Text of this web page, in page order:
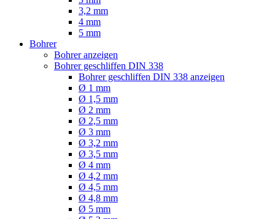
3,2 mm
4 mm
5 mm
Bohrer
Bohrer anzeigen
Bohrer geschliffen DIN 338
Bohrer geschliffen DIN 338 anzeigen
Ø 1 mm
Ø 1,5 mm
Ø 2 mm
Ø 2,5 mm
Ø 3 mm
Ø 3,2 mm
Ø 3,5 mm
Ø 4 mm
Ø 4,2 mm
Ø 4,5 mm
Ø 4,8 mm
Ø 5 mm